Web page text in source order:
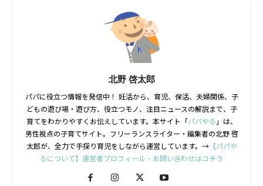
北野 啓太郎
パパに役立つ情報を発信中！ 妊活から、育児、保活、夫婦関係、子
どもの遊び場・遊び方、役立つモノ、注目ニュースの解説まで、子
育てをわかりやすくお伝えしています。本サイト「パパやる 」は、
男性視点の子育てサイト。フリーランスライター・編集者の北野 啓
太郎が、全力で手探り育児をしながら運営しています。→【パパや
るについて】運営者プロフィール・お問い合わせはコチラ